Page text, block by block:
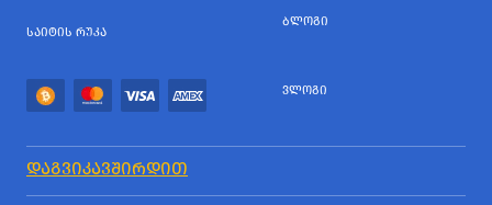
ᲡᲐᲘᲢᲘᲡ ᲠᲣᲙᲐ
ᲑᲚᲝᲒᲘ
ᲕᲚᲝᲒᲘ
ᲓᲐᲒᲕᲘᲙᲐᲕᲨᲘᲠᲓᲘᲗ